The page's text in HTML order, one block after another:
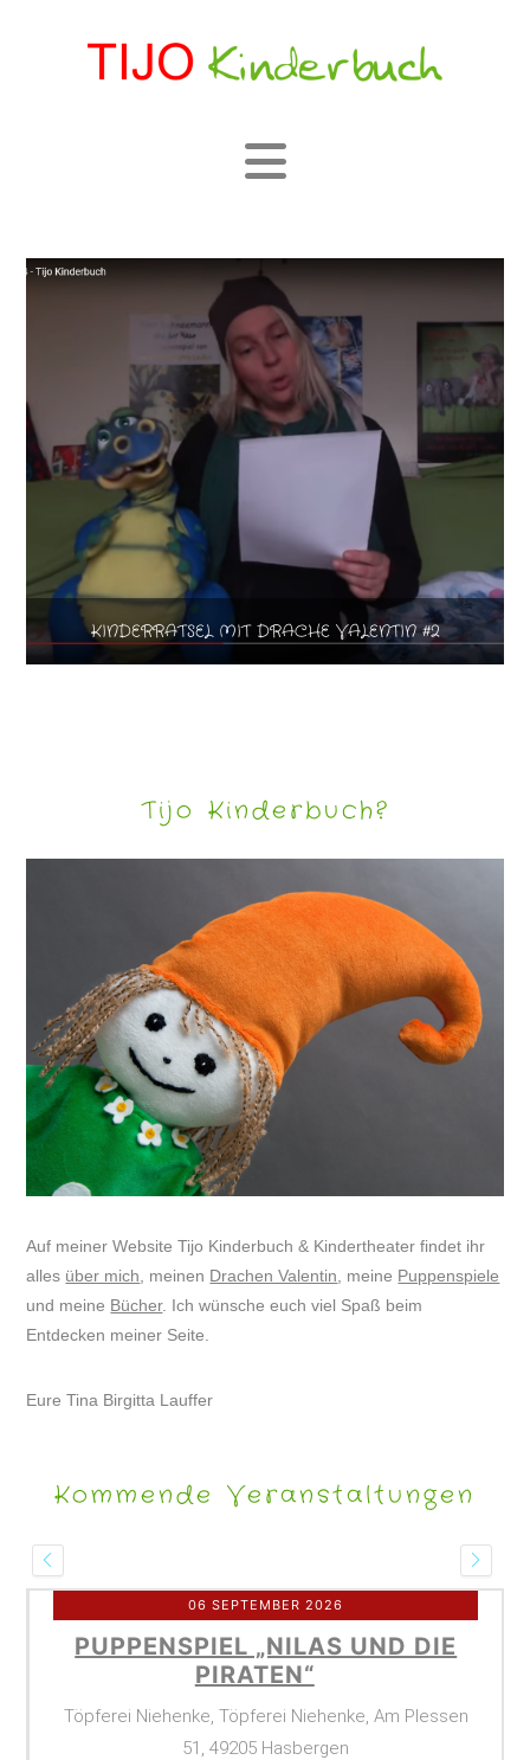
Navigation
KINDERRÄTSEL MIT DRACHE VALENTIN #2
Tijo Kinderbuch?
Auf meiner Website Tijo Kinderbuch & Kindertheater findet ihr
alles über mich , meinen Drachen Valentin , meine Puppenspiele
und meine Bücher. Ich wünsche euch viel Spaß beim
Entdecken meiner Seite.
Eure Tina Birgitta Lauffer
Kommende Veranstaltungen
06 SEPTEMBER 2026
PUPPENSPIEL „NILAS UND DIE
PIRATEN“
Töpferei Niehenke, Töpferei Niehenke, Am Plessen
51, 49205 Hasbergen